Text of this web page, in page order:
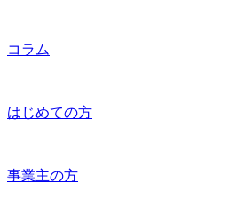
コラム
はじめての方
事業主の方